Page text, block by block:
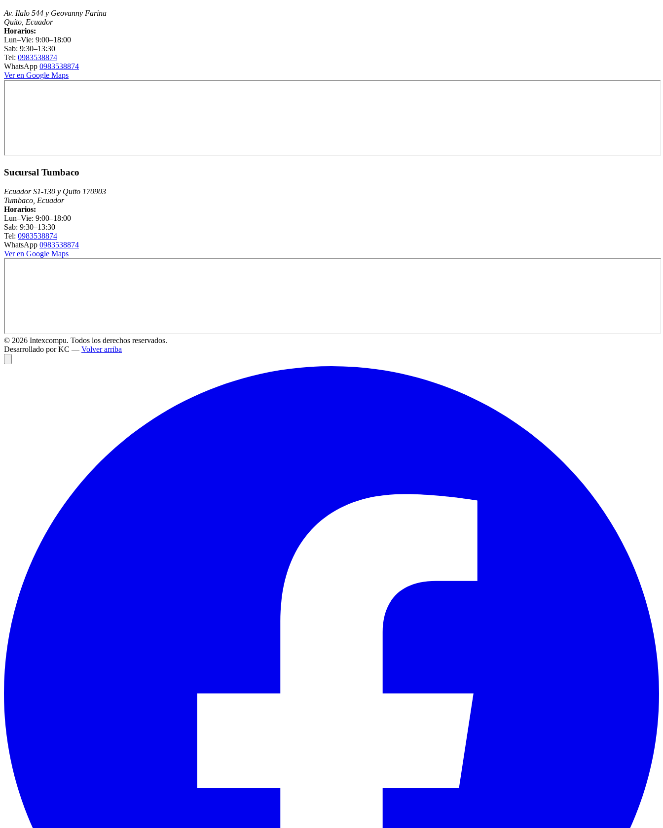
Av. Ilalo 544 y Geovanny Farina
Quito, Ecuador
Horarios:
Lun–Vie: 9:00–18:00
Sab: 9:30–13:30
Tel: 0983538874
WhatsApp 0983538874
Ver en Google Maps
Sucursal Tumbaco
Ecuador S1-130 y Quito 170903
Tumbaco, Ecuador
Horarios:
Lun–Vie: 9:00–18:00
Sab: 9:30–13:30
Tel: 0983538874
WhatsApp 0983538874
Ver en Google Maps
© 2026 Intexcompu. Todos los derechos reservados.
Desarrollado por KC — Volver arriba